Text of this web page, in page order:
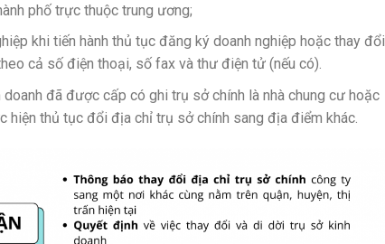
phố trực thuộc trung ương;
khi tiến hành thủ tục đăng ký doanh nghiệp hoặc thay đổi
cả số điện thoại, số fax và thư điện tử (nếu có).
đã được cấp có ghi trụ sở chính là nhà chung cư hoặc
hiện thủ tục đổi địa chỉ trụ sở chính sang địa điểm khác.